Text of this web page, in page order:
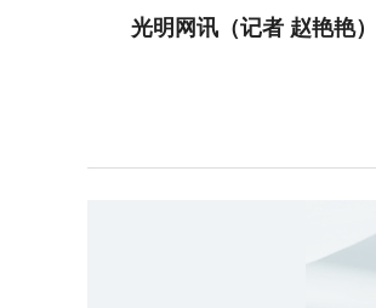
光明网讯（记者 赵艳艳）